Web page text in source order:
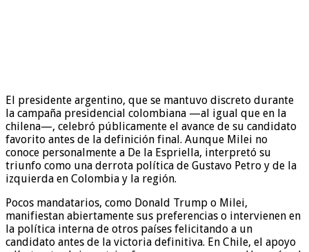
El presidente argentino, que se mantuvo discreto durante
la campaña presidencial colombiana —al igual que en la
chilena—, celebró públicamente el avance de su candidato
favorito antes de la definición final. Aunque Milei no
conoce personalmente a De la Espriella, interpretó su
triunfo como una derrota política de Gustavo Petro y de la
izquierda en Colombia y la región.
Pocos mandatarios, como Donald Trump o Milei,
manifiestan abiertamente sus preferencias o intervienen en
la política interna de otros países felicitando a un
candidato antes de la victoria definitiva. En Chile, el apoyo